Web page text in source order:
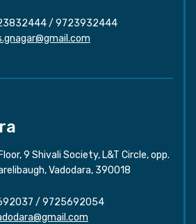
/ 9723932444
9 Shivali Society, L&T Circle, opp.
Vadodara, 390018
/ 9725692054